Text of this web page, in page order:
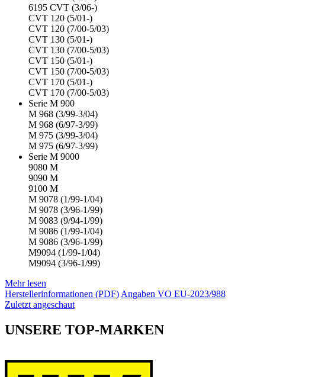
6195 CVT (3/06-)
CVT 120 (5/01-)
CVT 120 (7/00-5/03)
CVT 130 (5/01-)
CVT 130 (7/00-5/03)
CVT 150 (5/01-)
CVT 150 (7/00-5/03)
CVT 170 (5/01-)
CVT 170 (7/00-5/03)
Serie M 900
M 968 (3/99-3/04)
M 968 (6/97-3/99)
M 975 (3/99-3/04)
M 975 (6/97-3/99)
Serie M 9000
9080 M
9090 M
9100 M
M 9078 (1/99-1/04)
M 9078 (3/96-1/99)
M 9083 (9/94-1/99)
M 9086 (1/99-1/04)
M 9086 (3/96-1/99)
M9094 (1/99-1/04)
M9094 (3/96-1/99)
Mehr lesen
Herstellerinformationen (PDF) Angaben VO EU-2023/988
Zuletzt angeschaut
UNSERE TOP-MARKEN